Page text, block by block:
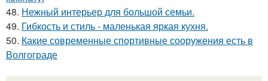
48. Нежный интерьер для большой семьи.
49. Гибкость и стиль - маленькая яркая кухня.
50. Какие современные спортивные сооружения есть в
Волгограде